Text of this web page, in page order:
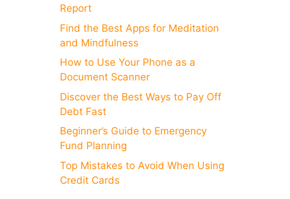
Report
Find the Best Apps for Meditation
and Mindfulness
How to Use Your Phone as a
Document Scanner
Discover the Best Ways to Pay Off
Debt Fast
Beginner’s Guide to Emergency
Fund Planning
Top Mistakes to Avoid When Using
Credit Cards